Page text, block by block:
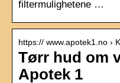
filtermulighetene …
https:// www.apotek1.no ›
Tørr hud om
Apotek 1